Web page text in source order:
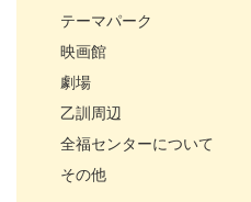
テーマパーク
映画館
劇場
乙訓周辺
全福センターについて
その他